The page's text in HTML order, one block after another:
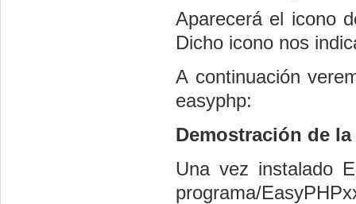
Aparecerá el icono
Dicho icono nos
A continuación
easyphp:
Demostración de
Una vez instalado
programa/